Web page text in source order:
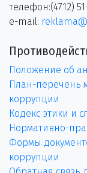
телефон:(4712)
e-mail:
Положение об
План-перечень
коррупции
Кодекс этики и
Нормативно-
Формы
коррупции